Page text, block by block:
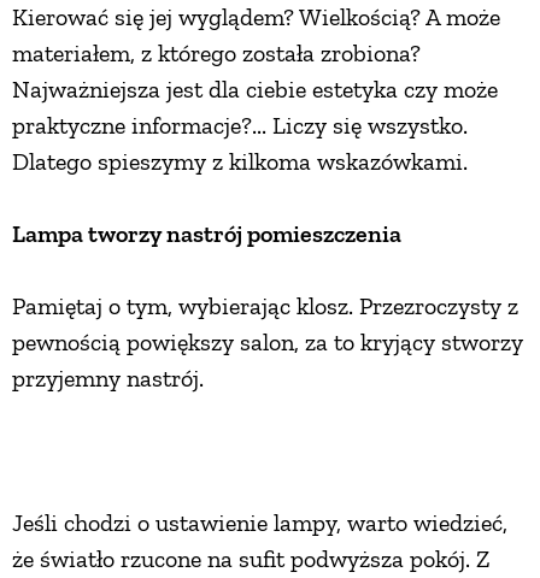
Kierować się jej wyglądem? Wielkością? A może
materiałem, z którego została zrobiona?
Najważniejsza jest dla ciebie estetyka czy może
praktyczne informacje?... Liczy się wszystko.
Dlatego spieszymy z kilkoma wskazówkami.
Lampa tworzy nastrój pomieszczenia
Pamiętaj o tym, wybierając klosz. Przezroczysty z
pewnością powiększy salon, za to kryjący stworzy
przyjemny nastrój.
Jeśli chodzi o ustawienie lampy, warto wiedzieć,
że światło rzucone na sufit podwyższa pokój. Z